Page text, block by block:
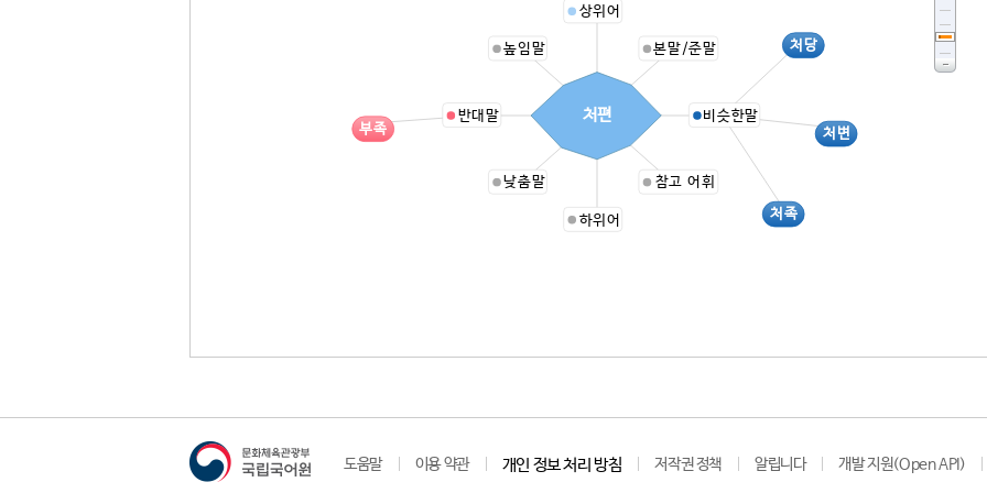
상위어
본말/준말 처당
처변
처족
비슷한말
참고 어휘
하위어
낮춤말
부족
반대말
높임말
처편
도움말 이용 약관 개인 정보 처리 방침 저작권 정책 알립니다 개발 지원(Open API)